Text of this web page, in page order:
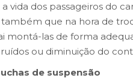
vida dos passageiros do
que na hora de
montá-las de forma
ou diminuição do
de suspensão